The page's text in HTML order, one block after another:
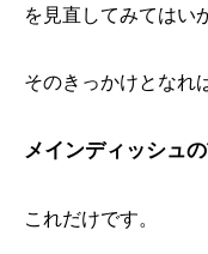
を見直してみてはい
そのきっかけとなれ
メインディッシュ
これだけです。